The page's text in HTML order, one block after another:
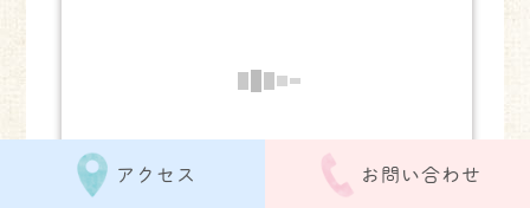
アクセス お問い合わせ